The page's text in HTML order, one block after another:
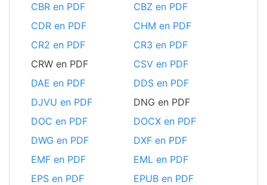
CBR en PDF
CBZ en PDF
CDR en PDF
CHM en PDF
CR2 en PDF
CR3 en PDF
CRW en PDF
CSV en PDF
DAE en PDF
DDS en PDF
DJVU en PDF
DNG en PDF
DOC en PDF
DOCX en PDF
DWG en PDF
DXF en PDF
EMF en PDF
EML en PDF
EPS en PDF
EPUB en PDF